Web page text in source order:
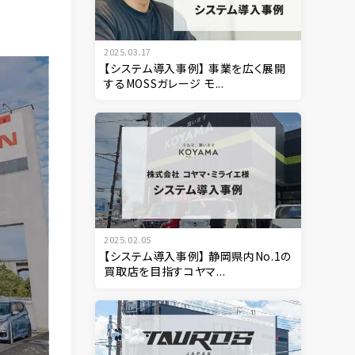
2025.03.17
【システム導入事例】 事業を広く展開
するMOSSガレージ モ...
2025.02.05
【システム導入事例】 静岡県内No.1の
買取店を目指すコヤマ...